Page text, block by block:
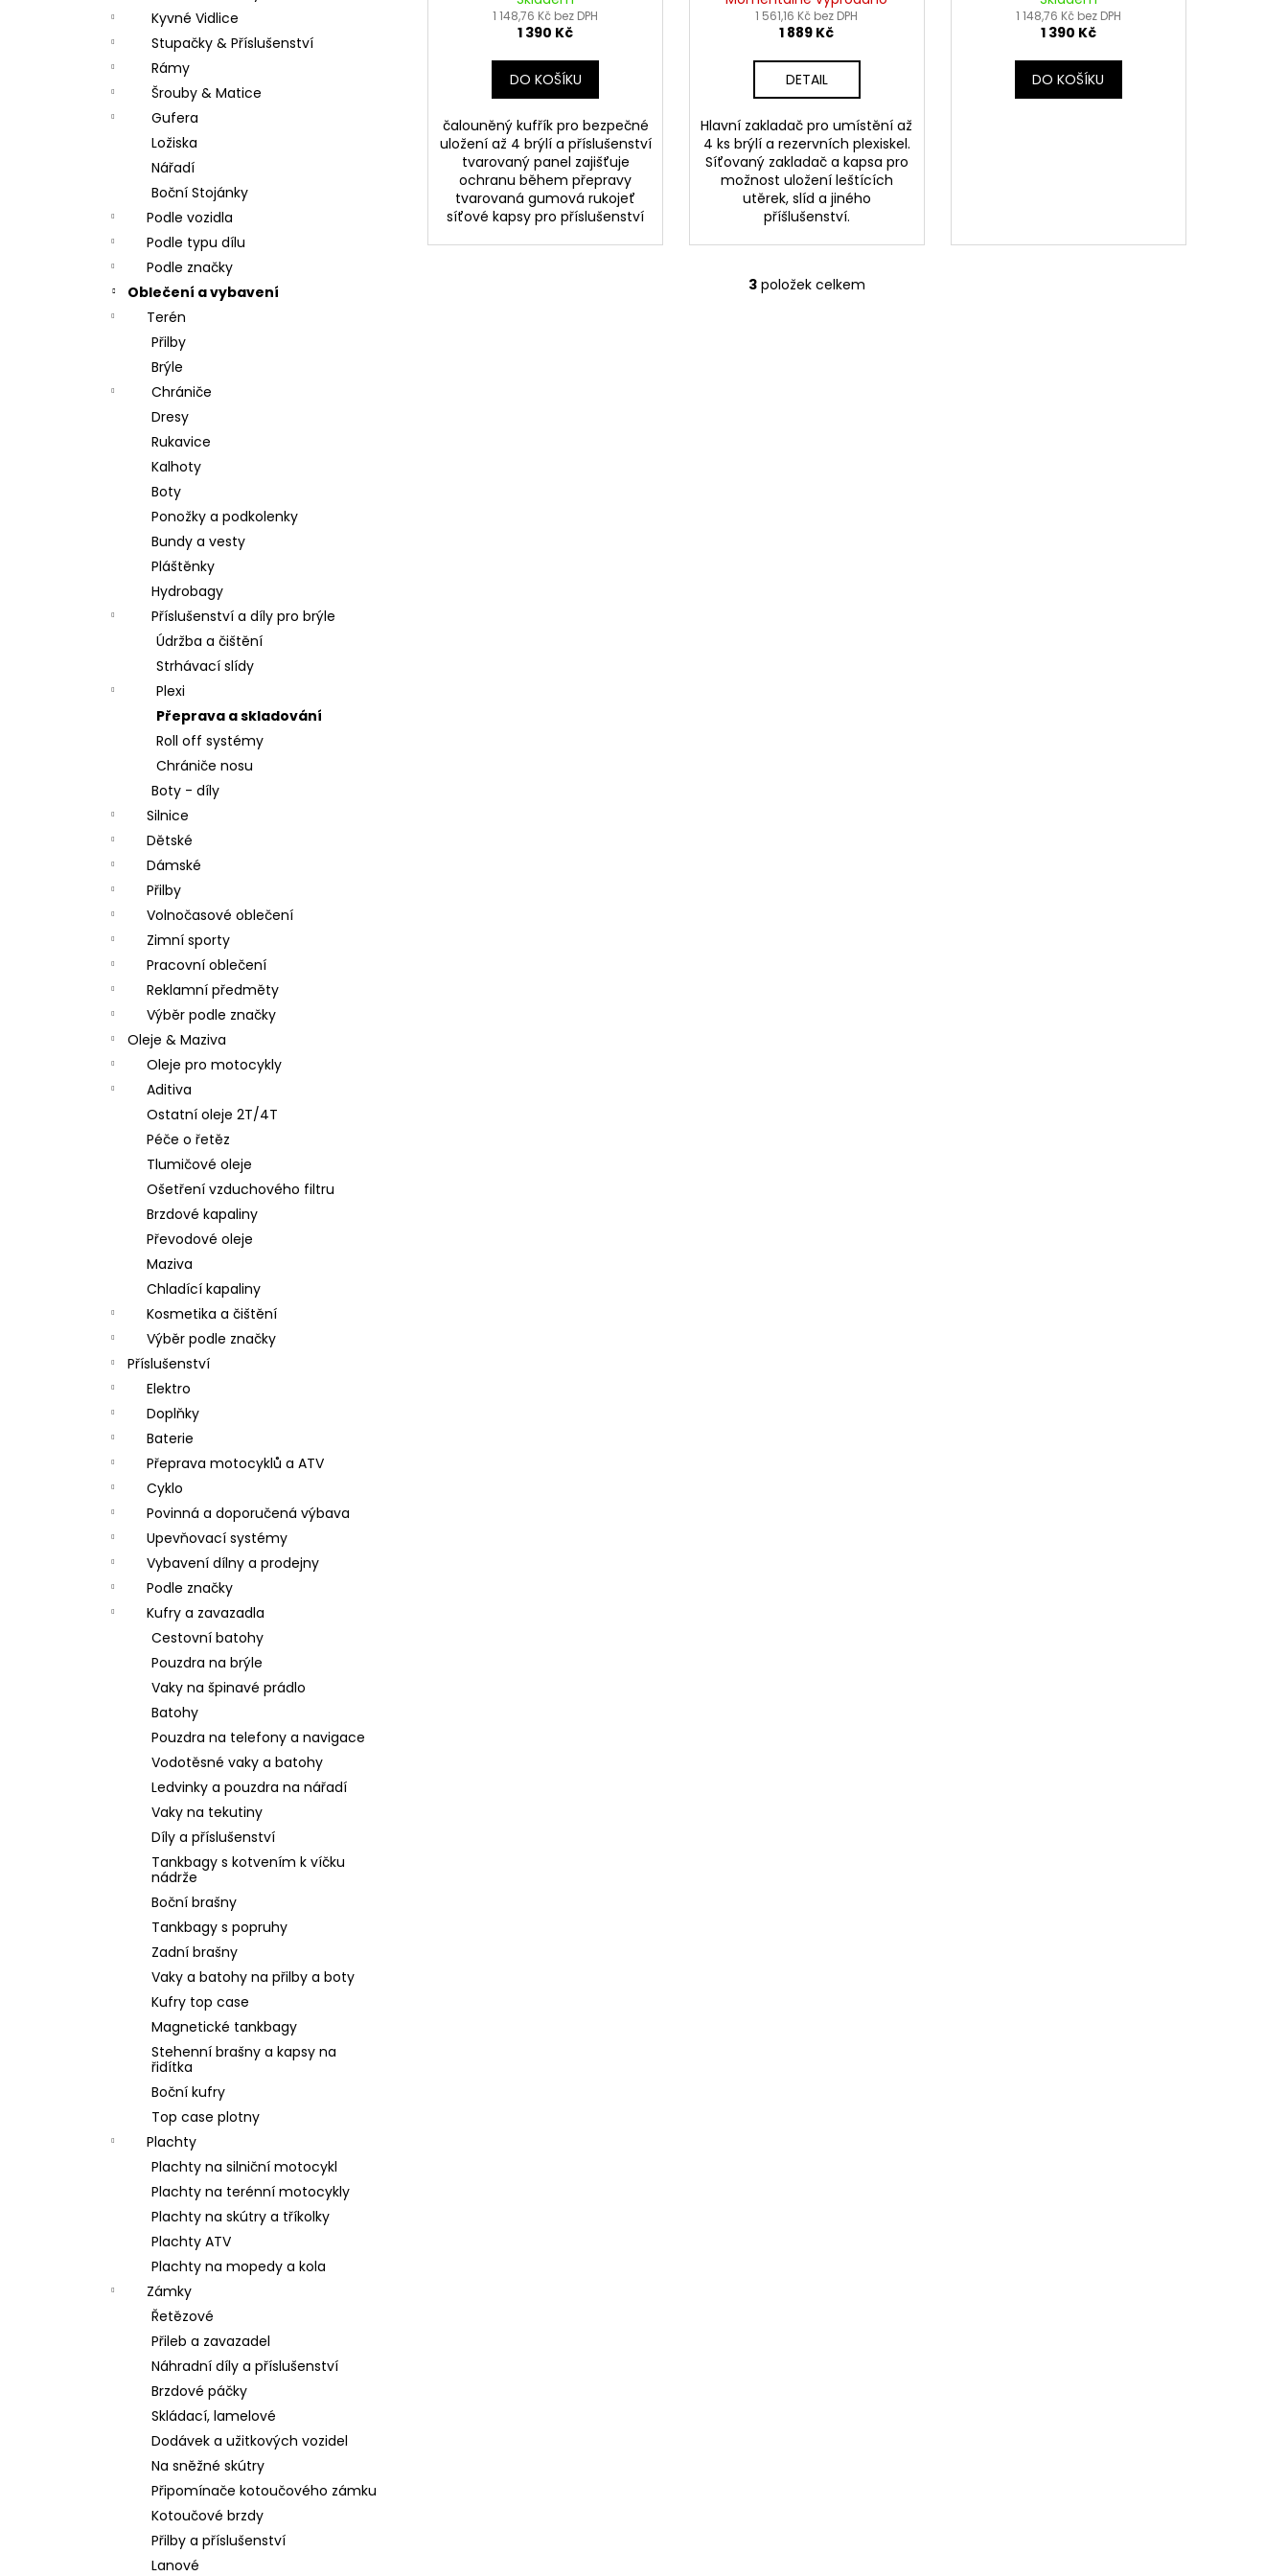
Kyvné Vidlice
Stupačky & Příslušenství
Rámy
Šrouby & Matice
Gufera
Ložiska
Nářadí
Boční Stojánky
Podle vozidla
Podle typu dílu
Podle značky
Oblečení a vybavení
Terén
Přilby
Brýle
Chrániče
Dresy
Rukavice
Kalhoty
Boty
Ponožky a podkolenky
Bundy a vesty
Pláštěnky
Hydrobagy
Příslušenství a díly pro brýle
Údržba a čištění
Strhávací slídy
Plexi
Přeprava a skladování
Roll off systémy
Chrániče nosu
Boty - díly
Silnice
Dětské
Dámské
Přilby
Volnočasové oblečení
Zimní sporty
Pracovní oblečení
Reklamní předměty
Výběr podle značky
Oleje & Maziva
Oleje pro motocykly
Aditiva
Ostatní oleje 2T/4T
Péče o řetěz
Tlumičové oleje
Ošetření vzduchového filtru
Brzdové kapaliny
Převodové oleje
Maziva
Chladící kapaliny
Kosmetika a čištění
Výběr podle značky
Příslušenství
Elektro
Doplňky
Baterie
Přeprava motocyklů a ATV
Cyklo
Povinná a doporučená výbava
Upevňovací systémy
Vybavení dílny a prodejny
Podle značky
Kufry a zavazadla
Cestovní batohy
Pouzdra na brýle
Vaky na špinavé prádlo
Batohy
Pouzdra na telefony a navigace
Vodotěsné vaky a batohy
Ledvinky a pouzdra na nářadí
Vaky na tekutiny
Díly a příslušenství
Tankbagy s kotvením k víčku
nádrže
Boční brašny
Tankbagy s popruhy
Zadní brašny
Vaky a batohy na přilby a boty
Kufry top case
Magnetické tankbagy
Stehenní brašny a kapsy na
řidítka
Boční kufry
Top case plotny
Plachty
Plachty na silniční motocykl
Plachty na terénní motocykly
Plachty na skútry a tříkolky
Plachty ATV
Plachty na mopedy a kola
Zámky
Řetězové
Přileb a zavazadel
Náhradní díly a příslušenství
Brzdové páčky
Skládací, lamelové
Dodávek a užitkových vozidel
Na sněžné skútry
Připomínače kotoučového zámku
Kotoučové brzdy
Přilby a příslušenství
Lanové
1 148,76 Kč bez DPH
1 390 Kč
DO KOŠÍKU
čalouněný kufřík pro bezpečné
uložení až 4 brýlí a příslušenství
tvarovaný panel zajišťuje
ochranu během přepravy
tvarovaná gumová rukojeť
síťové kapsy pro příslušenství
červená, kapacita 4 ks
brýlí a příslušenství)
1 561,16 Kč bez DPH
1 889 Kč
DETAIL
Hlavní zakladač pro umístění až
4 ks brýlí a rezervních plexiskel.
Síťovaný zakladač a kapsa pro
možnost uložení leštících
utěrek, slíd a jiného
příšlušenství.
červená/modrá)
1 148,76 Kč bez DPH
1 390 Kč
DO KOŠÍKU
O
3 položek celkem